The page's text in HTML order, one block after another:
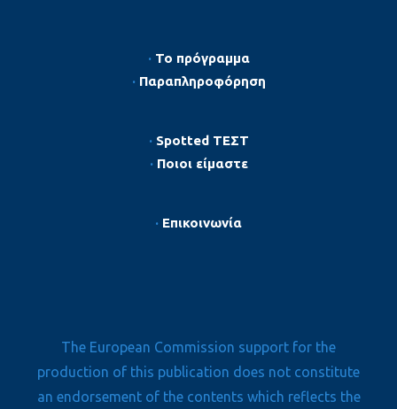
· Το πρόγραμμα
· Παραπληροφόρηση
· Spotted ΤΕΣΤ
· Ποιοι είμαστε
· Επικοινωνία
The European Commission support for the
production of this publication does not constitute
an endorsement of the contents which reflects the